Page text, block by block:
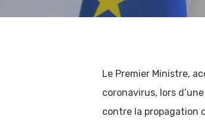
Le Premier Ministre,
coronavirus, lors
contre la propagation